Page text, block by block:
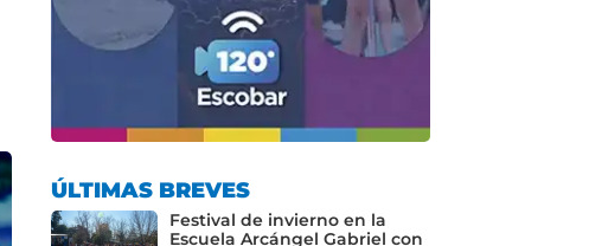
ÚLTIMAS BREVES
Festival de invierno en la
Escuela Arcángel Gabriel con